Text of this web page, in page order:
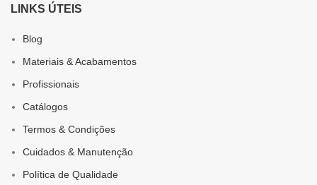
LINKS ÚTEIS
Blog
Materiais & Acabamentos
Profissionais
Catálogos
Termos & Condições
Cuidados & Manutenção
Política de Qualidade